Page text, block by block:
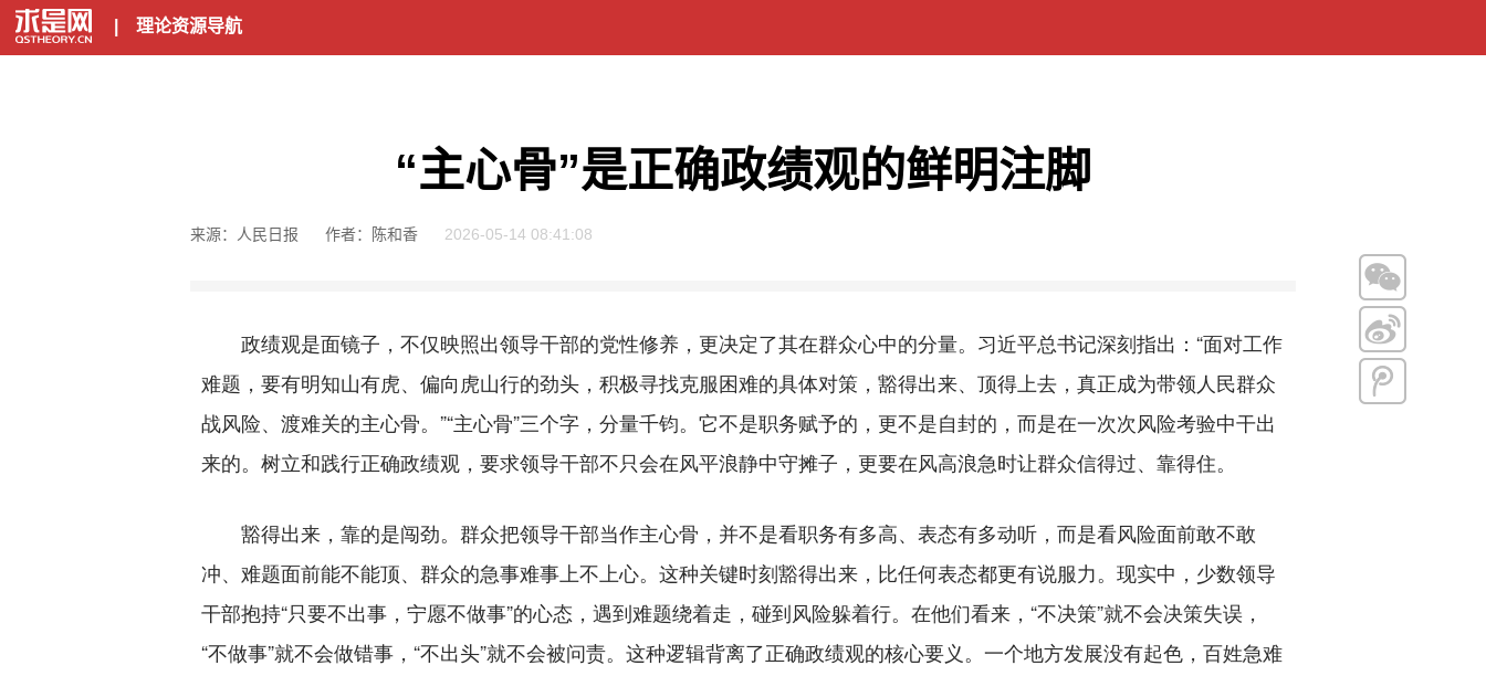
理论资源导航
“主心骨”是正确政绩观的鲜明注脚
来源：人民日报 作者：陈和香 2026-05-14 08:41:08
政绩观是面镜子，不仅映照出领导干部的党性修养，更决定了其在群众心中的分量。习近平总书记深刻指出：“面对工作
难题，要有明知山有虎、偏向虎山行的劲头，积极寻找克服困难的具体对策，豁得出来、顶得上去，真正成为带领人民群众
战风险、渡难关的主心骨。”“主心骨”三个字，分量千钧。它不是职务赋予的，更不是自封的，而是在一次次风险考验中干出
来的。树立和践行正确政绩观，要求领导干部不只会在风平浪静中守摊子，更要在风高浪急时让群众信得过、靠得住。
豁得出来，靠的是闯劲。群众把领导干部当作主心骨，并不是看职务有多高、表态有多动听，而是看风险面前敢不敢
冲、难题面前能不能顶、群众的急事难事上不上心。这种关键时刻豁得出来，比任何表态都更有说服力。现实中，少数领导
干部抱持“只要不出事，宁愿不做事”的心态，遇到难题绕着走，碰到风险躲着行。在他们看来，“不决策”就不会决策失误，
“不做事”就不会做错事，“不出头”就不会被问责。这种逻辑背离了正确政绩观的核心要义。一个地方发展没有起色，百姓急难